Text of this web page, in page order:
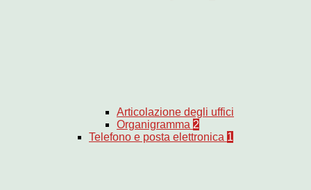
Articolazione degli uffici
Organigramma 2
Telefono e posta elettronica 1